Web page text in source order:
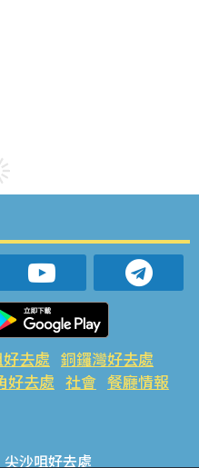
去處 銅鑼灣好去處
好去處 社會 餐廳情報
尖沙咀好去處